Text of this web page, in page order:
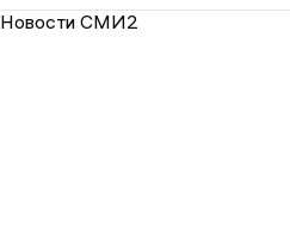
Новости СМИ2